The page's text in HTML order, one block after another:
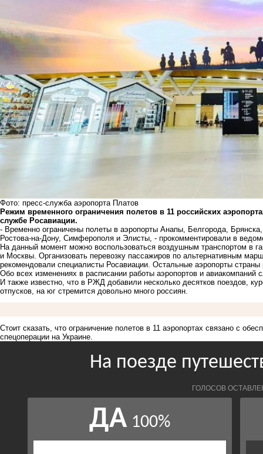
Фото: пресс-служба аэропорта Платов
Режим временного ограничения полетов в 11 российских
службе Росавиации.
- Временно ограничены полеты в аэропорты Анапы, Белгорода,
Ростова-на-Дону, Симферополя и Элисты, - прокомментировали в
На данный момент можно воспользоваться воздушным транспортом в
и Москвы. Организовать перевозку пассажиров по альтернативным
рекомендовали специалисты Росавиации. Остальные аэропорты страны
Обо всех изменениях в расписании работы аэропортов и авиакомпаний
И также известно, что в РЖД добавили несколько десятков поездов,
отпусков, на юг стремится довольно много россиян.
Стоит сказать, что ограничение полетов в 11 аэропортах связано с
спецоперации на Украине.